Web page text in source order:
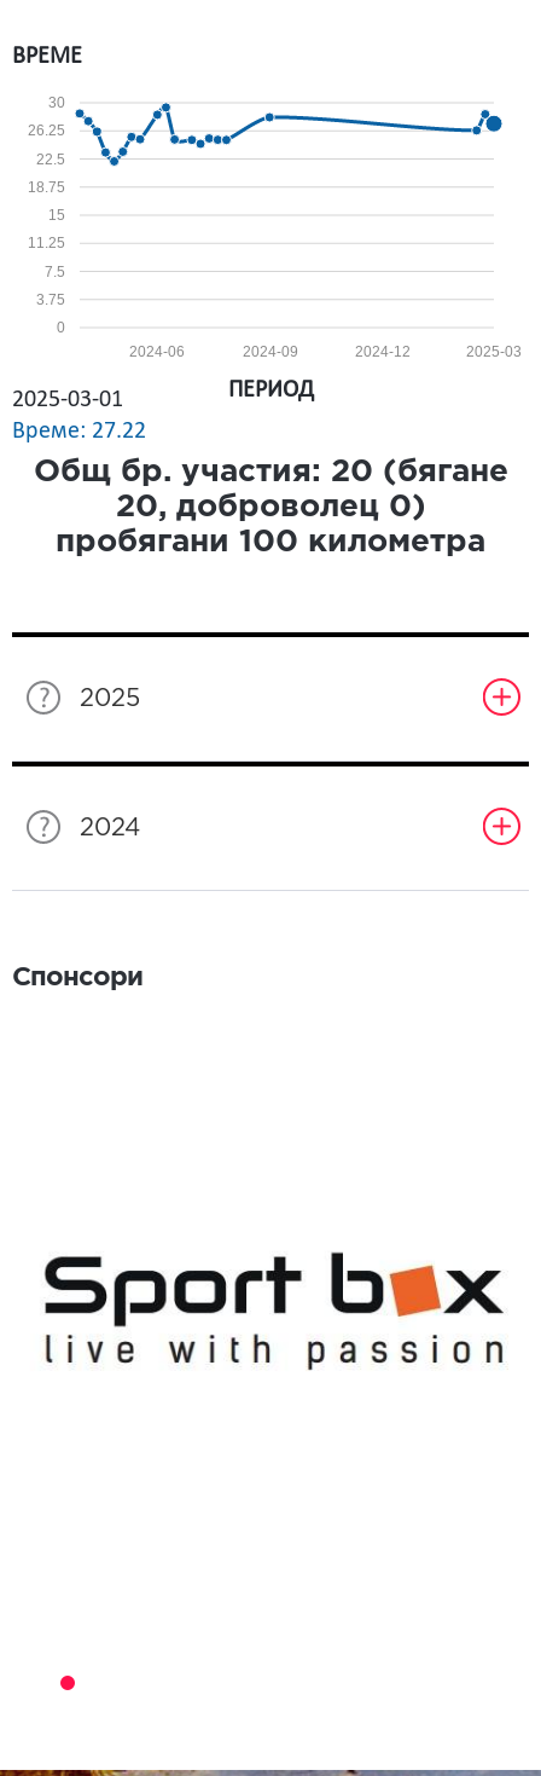
ВРЕМЕ
0
3.75
7.5
11.25
15
18.75
22.5
26.25
30
2025-03
2024-12
2024-09
2024-06
2025-03-01
Време: 27.22
ПЕРИОД
Общ бр. участия: 20 (бягане
20, доброволец 0)
пробягани 100 километра
2025
2024
Спонсори